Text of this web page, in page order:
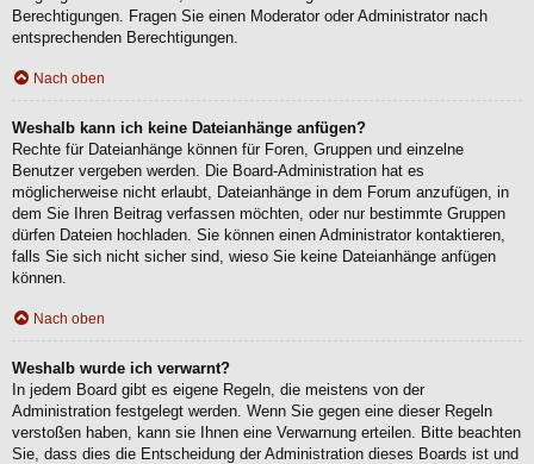
Berechtigungen. Fragen Sie einen Moderator oder Administrator nach
entsprechenden Berechtigungen.
Nach oben
Weshalb kann ich keine Dateianhänge anfügen?
Rechte für Dateianhänge können für Foren, Gruppen und einzelne
Benutzer vergeben werden. Die Board-Administration hat es
möglicherweise nicht erlaubt, Dateianhänge in dem Forum anzufügen, in
dem Sie Ihren Beitrag verfassen möchten, oder nur bestimmte Gruppen
dürfen Dateien hochladen. Sie können einen Administrator kontaktieren,
falls Sie sich nicht sicher sind, wieso Sie keine Dateianhänge anfügen
können.
Nach oben
Weshalb wurde ich verwarnt?
In jedem Board gibt es eigene Regeln, die meistens von der
Administration festgelegt werden. Wenn Sie gegen eine dieser Regeln
verstoßen haben, kann sie Ihnen eine Verwarnung erteilen. Bitte beachten
Sie, dass dies die Entscheidung der Administration dieses Boards ist und